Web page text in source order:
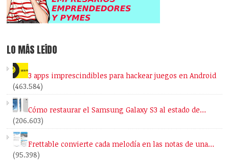
LO MÁS LEÍDO
3 apps imprescindibles para hackear juegos en Android
(463.584)
Cómo restaurar el Samsung Galaxy S3 al estado de…
(206.603)
Frettable convierte cada melodía en las notas de una…
(95.398)